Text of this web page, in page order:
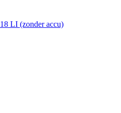
LI (zonder accu)